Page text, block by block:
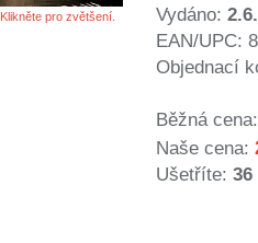
Klikněte pro zvětšení.
Vydáno:
EAN/UPC:
Objednací
Běžná cena:
Naše cena:
Ušetříte: 36